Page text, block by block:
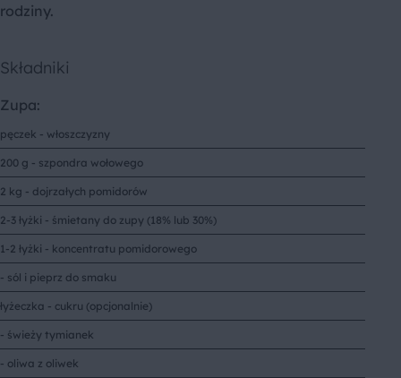
rodziny.
Składniki
Zupa:
pęczek - włoszczyzny
200 g - szpondra wołowego
2 kg - dojrzałych pomidorów
2-3 łyżki - śmietany do zupy (18% lub 30%)
1-2 łyżki - koncentratu pomidorowego
- sól i pieprz do smaku
łyżeczka - cukru (opcjonalnie)
- świeży tymianek
- oliwa z oliwek